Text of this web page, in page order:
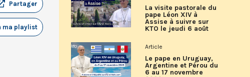
Partager
ma playlist
La visite pastorale du
pape Léon XIV à
Assise à suivre sur
KTO le jeudi 6 août
Article
Le pape en Uruguay,
Argentine et Pérou du
6 au 17 novembre